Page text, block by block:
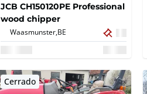
JCB CH150120PE Professional
wood chipper
Waasmunster, BE
Cerrado